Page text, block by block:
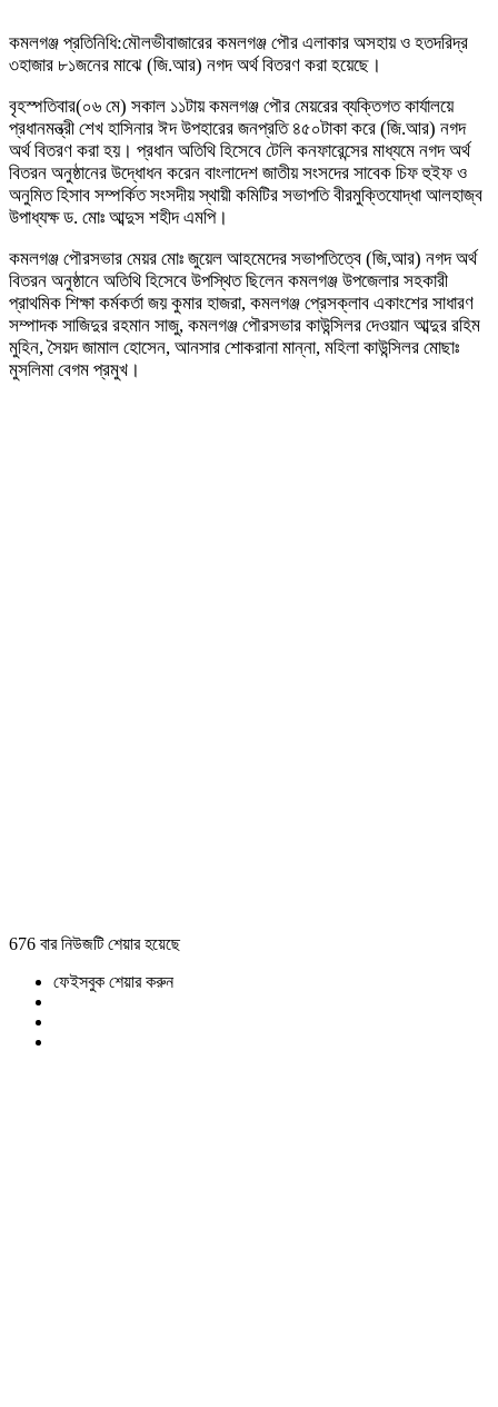
কমলগঞ্জ প্রতিনিধি:মৌলভীবাজারের কমলগঞ্জ পৌর এলাকার অসহায় ও হতদরিদ্র
৩হাজার ৮১জনের মাঝে (জি.আর) নগদ অর্থ বিতরণ করা হয়েছে।
বৃহস্পতিবার(০৬ মে) সকাল ১১টায় কমলগঞ্জ পৌর মেয়রের ব্যক্তিগত কার্যালয়ে
প্রধানমন্ত্রী শেখ হাসিনার ঈদ উপহারের জনপ্রতি ৪৫০টাকা করে (জি.আর) নগদ
অর্থ বিতরণ করা হয়। প্রধান অতিথি হিসেবে টেলি কনফারেন্সের মাধ্যমে নগদ অর্থ
বিতরন অনুষ্ঠানের উদ্ধোধন করেন বাংলাদেশ জাতীয় সংসদের সাবেক চিফ হুইফ ও
অনুমিত হিসাব সম্পর্কিত সংসদীয় স্থায়ী কমিটির সভাপতি বীরমুক্তিযোদ্ধা আলহাজ্ব
উপাধ্যক্ষ ড. মোঃ আব্দুস শহীদ এমপি।
কমলগঞ্জ পৌরসভার মেয়র মোঃ জুয়েল আহমেদের সভাপতিত্বে (জি,আর) নগদ অর্থ
বিতরন অনুষ্ঠানে অতিথি হিসেবে উপস্থিত ছিলেন কমলগঞ্জ উপজেলার সহকারী
প্রাথমিক শিক্ষা কর্মকর্তা জয় কুমার হাজরা, কমলগঞ্জ প্রেসক্লাব একাংশের সাধারণ
সম্পাদক সাজিদুর রহমান সাজু, কমলগঞ্জ পৌরসভার কাউন্সিলর দেওয়ান আব্দুর রহিম
মুহিন, সৈয়দ জামাল হোসেন, আনসার শোকরানা মান্না, মহিলা কাউন্সিলর মোছাঃ
মুসলিমা বেগম প্রমুখ।
676 বার নিউজটি শেয়ার হয়েছে
ফেইসবুক শেয়ার করুন